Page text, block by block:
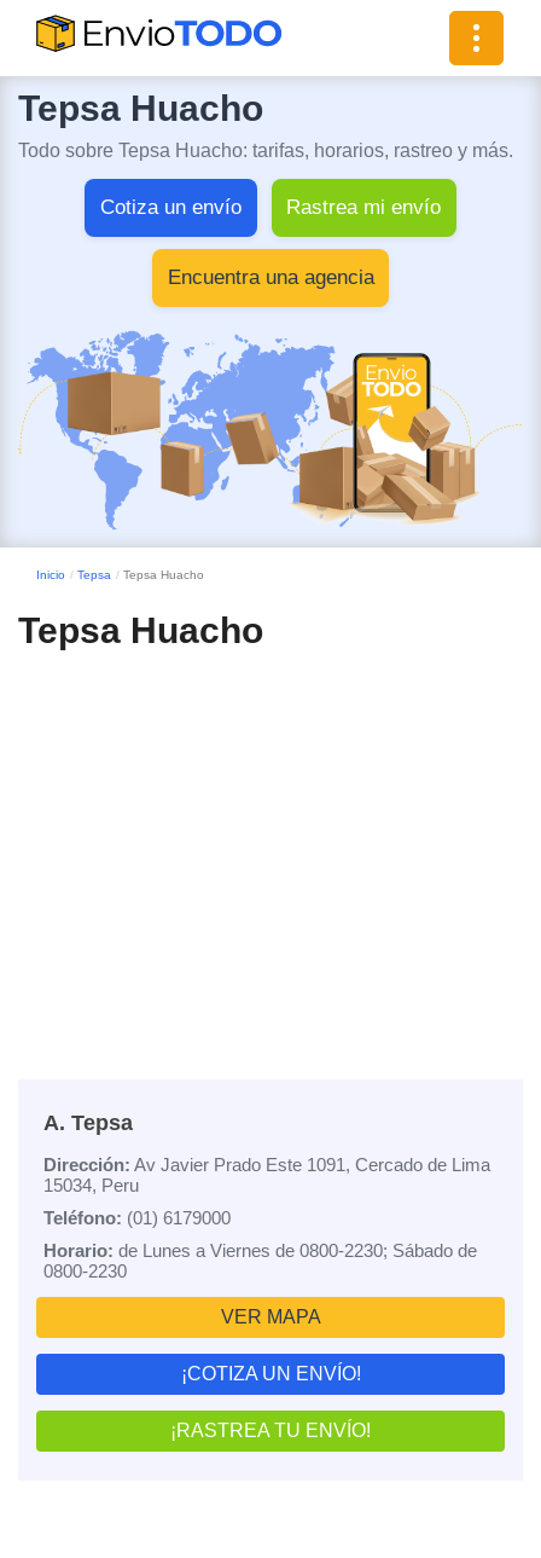
Toggle
Tepsa Huacho
Todo sobre Tepsa Huacho: tarifas, horarios, rastreo y más.
Cotiza un envío Rastrea mi envío
Encuentra una agencia
Inicio Tepsa Tepsa Huacho
Tepsa Huacho
A. Tepsa
Dirección: Av Javier Prado Este 1091, Cercado de Lima
15034, Peru
Teléfono: (01) 6179000
Horario: de Lunes a Viernes de 0800-2230; Sábado de
0800-2230
VER MAPA
¡COTIZA UN ENVÍO!
¡RASTREA TU ENVÍO!